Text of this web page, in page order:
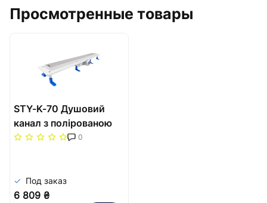
Просмотренные товары
STY-K-70 Душовий
канал з полірованою
решіткою 7000
Под заказ
6 809 ₴